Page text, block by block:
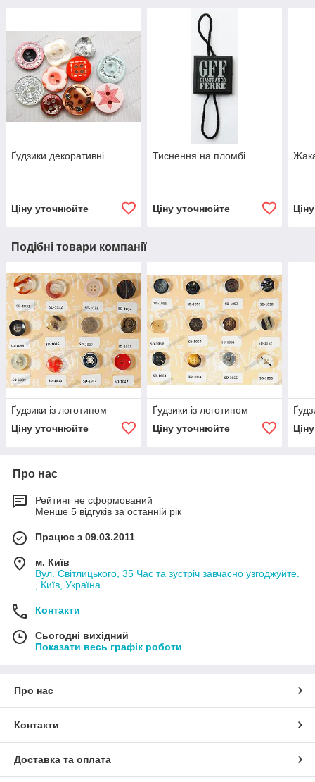
Ґудзики декоративні
Ціну уточнюйте
Тиснення на пломбі
Ціну уточнюйте
Подібні товари компанії
Ґудзики із логотипом
Ціну уточнюйте
Ґудзики із логотипом
Ціну уточнюйте
Про нас
Рейтинг не сформований
Менше 5 відгуків за останній рік
Працює з 09.03.2011
м. Київ
Вул. Світлицького, 35 Час та зустріч завчасно узгоджуйте.
, Київ, Україна
Контакти
Сьогодні вихідний
Показати весь графік роботи
Про нас
Контакти
Доставка та оплата